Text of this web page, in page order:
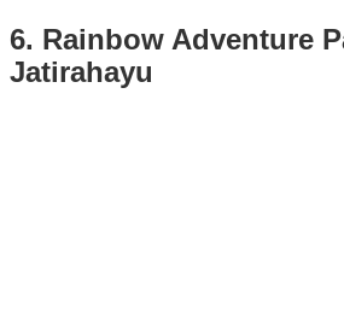
6. Rainbow Adventure
Jatirahayu